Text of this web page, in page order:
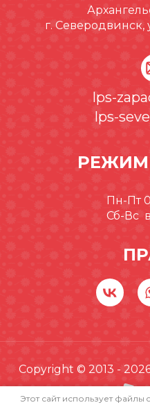
г. Северодвинск,
lps-
lps-
Пн-Пт
Сб-Вс
Copyright © 2013 -
Этот сайт использует